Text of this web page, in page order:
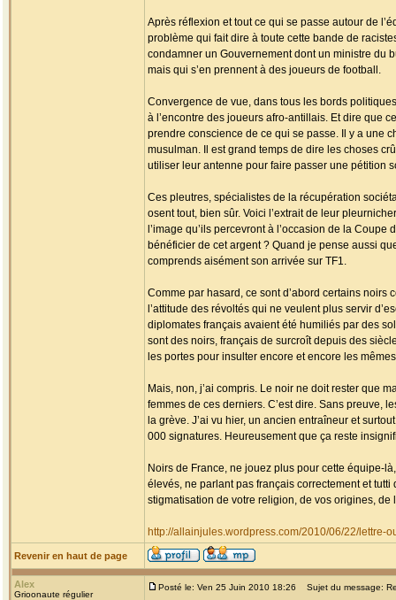
Après réflexion et tout ce qui se passe autour de
problème qui fait dire à toute cette bande de
condamner un Gouvernement dont un ministre du
mais qui s’en prennent à des joueurs de football.
Convergence de vue, dans tous les bords
à l’encontre des joueurs afro-antillais. Et dire que
prendre conscience de ce qui se passe. Il y a une
musulman. Il est grand temps de dire les choses
utiliser leur antenne pour faire passer une pétition
Ces pleutres, spécialistes de la récupération
osent tout, bien sûr. Voici l’extrait de leur
l’image qu’ils percevront à l’occasion de la
bénéficier de cet argent ? Quand je pense aussi
comprends aisément son arrivée sur TF1.
Comme par hasard, ce sont d’abord certains noirs
l’attitude des révoltés qui ne veulent plus servir
diplomates français avaient été humiliés par des
sont des noirs, français de surcroît depuis des
les portes pour insulter encore et encore les
Mais, non, j’ai compris. Le noir ne doit rester que
femmes de ces derniers. C’est dire. Sans preuve,
la grève. J’ai vu hier, un ancien entraîneur et
000 signatures. Heureusement que ça reste
Noirs de France, ne jouez plus pour cette équipe-
élevés, ne parlant pas français correctement et tutti
stigmatisation de votre religion, de vos origines,
http://allainjules.wordpress.com/2010/06/22/lettre-
Revenir en haut de page
Alex
Grioonaute régulier
Posté le: Ven 25 Juin 2010 18:26 Sujet du message: